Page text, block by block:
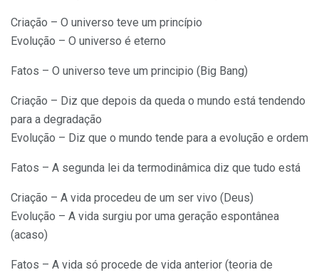
Criação – O universo teve um princípio
Evolução – O universo é eterno
Fatos – O universo teve um principio (Big Bang)
Criação – Diz que depois da queda o mundo está tendendo
para a degradação
Evolução – Diz que o mundo tende para a evolução e ordem
Fatos – A segunda lei da termodinâmica diz que tudo está
Criação – A vida procedeu de um ser vivo (Deus)
Evolução – A vida surgiu por uma geração espontânea
(acaso)
Fatos – A vida só procede de vida anterior (teoria de